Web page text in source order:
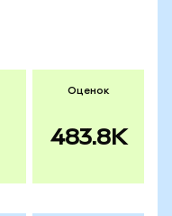
Оценок
483.8K